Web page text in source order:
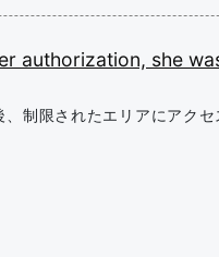
authorization, she
制限されたエリアにアクセ